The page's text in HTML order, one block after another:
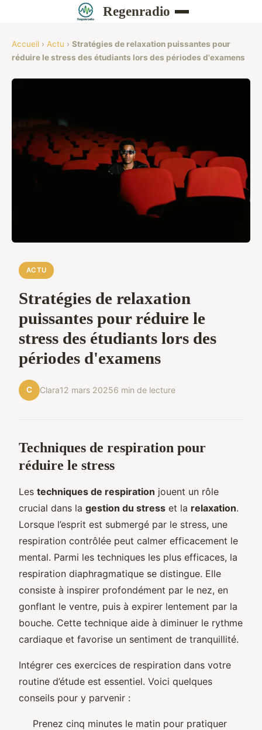
Regenradio
Accueil › Actu › Stratégies de relaxation puissantes pour
réduire le stress des étudiants lors des périodes d'examens
ACTU
Stratégies de relaxation
puissantes pour réduire le
stress des étudiants lors des
périodes d'examens
C Clara12 mars 20256 min de lecture
Techniques de respiration pour
réduire le stress
Les techniques de respiration jouent un rôle
crucial dans la gestion du stress et la relaxation.
Lorsque l’esprit est submergé par le stress, une
respiration contrôlée peut calmer efficacement le
mental. Parmi les techniques les plus efficaces, la
respiration diaphragmatique se distingue. Elle
consiste à inspirer profondément par le nez, en
gonflant le ventre, puis à expirer lentement par la
bouche. Cette technique aide à diminuer le rythme
cardiaque et favorise un sentiment de tranquillité.
Intégrer ces exercices de respiration dans votre
routine d’étude est essentiel. Voici quelques
conseils pour y parvenir :
Prenez cinq minutes le matin pour pratiquer